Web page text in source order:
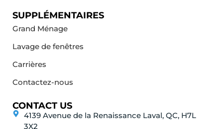
SUPPLÉMENTAIRES
Grand Ménage
Lavage de fenêtres
Carrières
Contactez-nous
CONTACT US
4139 Avenue de la Renaissance Laval, QC, H7L
3X2